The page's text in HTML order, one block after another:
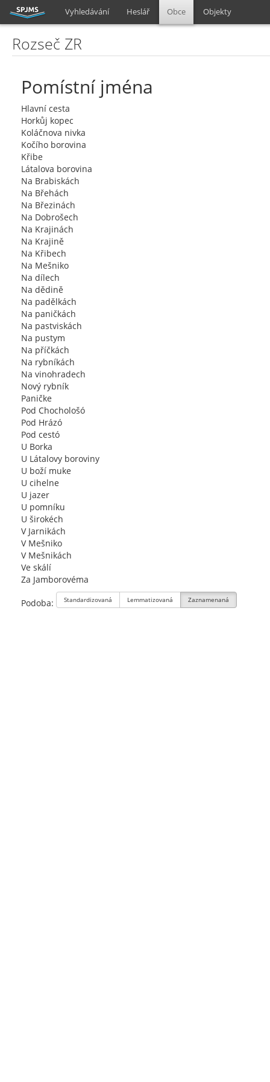
Vyhledávání Heslář Obce Objekty
Rozseč ZR
Pomístní jména
Hlavní cesta
Horkůj kopec
Koláčnova nivka
Kočího borovina
Křibe
Látalova borovina
Na Brabiskách
Na Břehách
Na Březinách
Na Dobrošech
Na Krajinách
Na Krajině
Na Křibech
Na Mešniko
Na dílech
Na dědině
Na padělkách
Na paničkách
Na pastviskách
Na pustym
Na příčkách
Na rybníkách
Na vinohradech
Nový rybník
Paničke
Pod Chochološó
Pod Hrázó
Pod cestó
U Borka
U Látalovy boroviny
U boží muke
U cihelne
U jazer
U pomníku
U širokéch
V Jarnikách
V Mešniko
V Mešnikách
Ve skálí
Za Jamborovéma
Podoba: Standardizovaná Lemmatizovaná Zaznamenaná